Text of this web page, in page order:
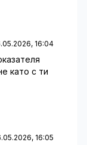
16:04
като с ти
16:05